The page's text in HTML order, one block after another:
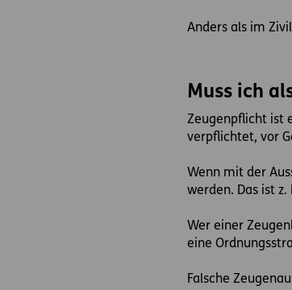
Anders als im
Muss ich
Zeugenpflicht ist
verpflichtet, vor
Wenn mit der
werden. Das ist
Wer einer
eine
Falsche